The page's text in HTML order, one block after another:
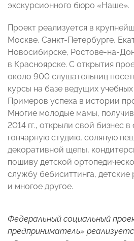
экскурсионного бюро «Наше».
Проект реализуется в
Москве, Санкт-Петербурге,
Новосибирске, Ростове-на-
в Красноярске. С открытия
около 900 слушательниц
курсы на базе ведущих
Примеров успеха в истории
Многие молодые мамы,
2014 гг., открыли свой бизнес
гончарную студию, соляную
декоративной щепы,
пошиву детской
службу бебиситтинга,
и многое другое.
Федеральный социальный
предприниматель»